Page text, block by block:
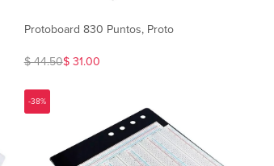
Protoboard 830 Puntos, Proto
$ 44.50$ 31.00
-38%